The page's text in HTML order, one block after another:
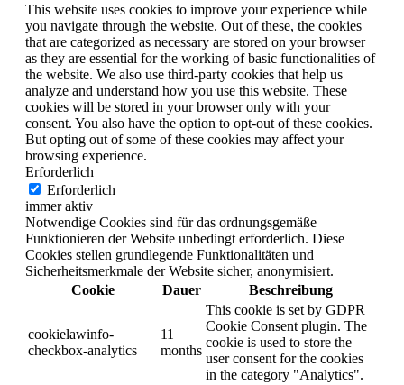
This website uses cookies to improve your experience while
you navigate through the website. Out of these, the cookies
that are categorized as necessary are stored on your browser
as they are essential for the working of basic functionalities of
the website. We also use third-party cookies that help us
analyze and understand how you use this website. These
cookies will be stored in your browser only with your
consent. You also have the option to opt-out of these cookies.
But opting out of some of these cookies may affect your
browsing experience.
Erforderlich
Erforderlich
immer aktiv
Notwendige Cookies sind für das ordnungsgemäße
Funktionieren der Website unbedingt erforderlich. Diese
Cookies stellen grundlegende Funktionalitäten und
Sicherheitsmerkmale der Website sicher, anonymisiert.
Cookie
Dauer Beschreibung
cookielawinfo-
checkbox-analytics
11
months
This cookie is set by GDPR
Cookie Consent plugin. The
cookie is used to store the
user consent for the cookies
in the category "Analytics".